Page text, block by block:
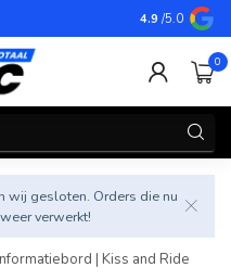
Betrouwbare
4.9 /5.0
0
wij gesloten. Orders die nu
verwerkt!
| Kiss and Ride